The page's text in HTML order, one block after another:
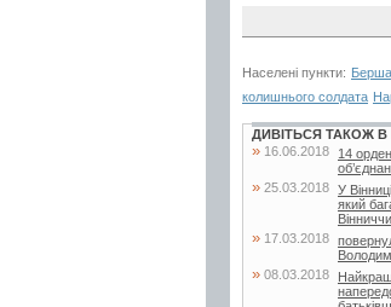
Населені пункти:
колишнього солдата
ДИВІТЬСЯ ТАКОЖ В
» 16.06.2018
14
» 25.03.2018 У
який
» 17.03.2018
» 08.03.2018